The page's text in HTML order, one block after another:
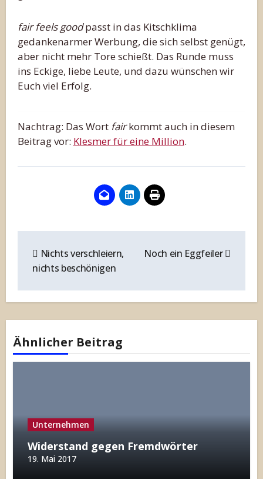
fair feels goodpasst in das Kitschklima
gedankenarmer Werbung, die sich selbst genügt,
aber nicht mehr Tore schießt. Das Runde muss
ins Eckige, liebe Leute, und dazu wünschen wir
Euch viel Erfolg.
Nachtrag: Das Wort fairkommt auch in diesem
Beitrag vor: Klesmer für eine Million.
Nichts verschleiern,
nichts beschönigen
Noch ein Eggfeiler
Ähnlicher Beitrag
Unternehmen
Widerstand gegen Fremdwörter
19. Mai 2017